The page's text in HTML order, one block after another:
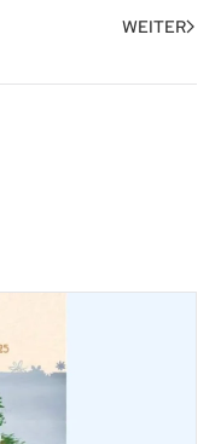
WEITER